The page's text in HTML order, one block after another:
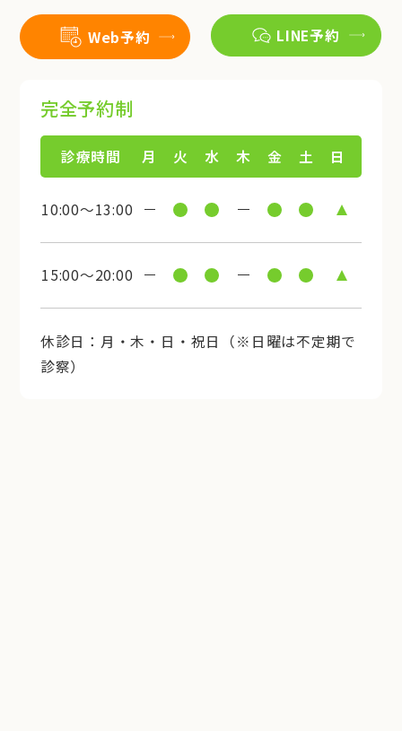
Web予約 LINE予約
完全予約制
診療時間 月 火 水 木 金 土 日
10:00～13:00
15:00～20:00
休診日：月・木・日・祝日（※日曜は不定期で
診察）